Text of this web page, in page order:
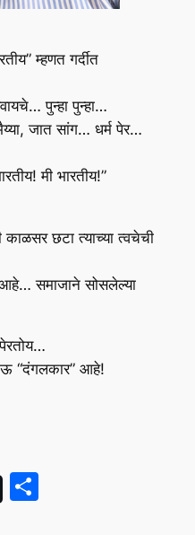
म्हणत गर्दीत
पुन्हा पुन्हा…
जात सांग… धर्म पेर…
मी भारतीय!”
छटा त्याच्या त्वचेची
समाजाने सोसलेल्या
“दंगलकार” आहे!
Share